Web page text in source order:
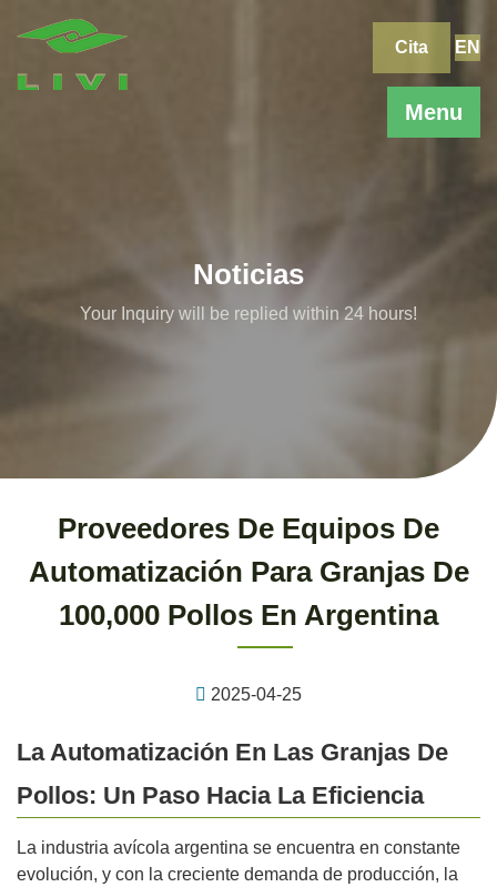
Menu
Cita EN
Noticias
Your Inquiry will be replied within 24 hours!
Proveedores De Equipos De
Automatización Para Granjas De
100,000 Pollos En Argentina
2025-04-25
La Automatización En Las Granjas De
Pollos: Un Paso Hacia La Eficiencia
La industria avícola argentina se encuentra en constante
evolución, y con la creciente demanda de producción, la